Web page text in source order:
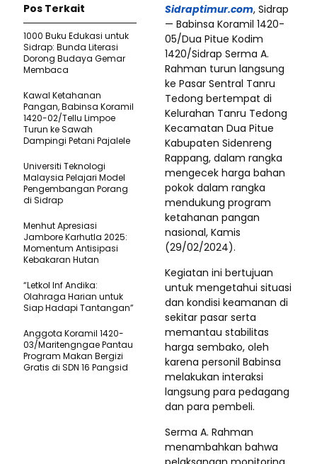
Sidraptimur.com, Sidrap
— Babinsa Koramil 1420-
05/Dua Pitue Kodim
1420/Sidrap Serma A.
Rahman turun langsung
ke Pasar Sentral Tanru
Tedong bertempat di
Kelurahan Tanru Tedong
Kecamatan Dua Pitue
Kabupaten Sidenreng
Rappang, dalam rangka
mengecek harga bahan
pokok dalam rangka
mendukung program
ketahanan pangan
nasional, Kamis
(29/02/2024).
Kegiatan ini bertujuan
untuk mengetahui situasi
dan kondisi keamanan di
sekitar pasar serta
memantau stabilitas
harga sembako, oleh
karena personil Babinsa
melakukan interaksi
langsung para pedagang
dan para pembeli.
Serma A. Rahman
menambahkan bahwa
Pos Terkait
1000 Buku Edukasi untuk
Sidrap: Bunda Literasi
Dorong Budaya Gemar
Membaca
Kawal Ketahanan
Pangan, Babinsa Koramil
1420-02/Tellu Limpoe
Turun ke Sawah
Dampingi Petani Pajalele
Universiti Teknologi
Malaysia Pelajari Model
Pengembangan Porang
di Sidrap
Menhut Apresiasi
Jambore Karhutla 2025:
Momentum Antisipasi
Kebakaran Hutan
“Letkol Inf Andika:
Olahraga Harian untuk
Siap Hadapi Tantangan”
Anggota Koramil 1420-
03/Maritengngae Pantau
Program Makan Bergizi
Gratis di SDN 16 Pangsid